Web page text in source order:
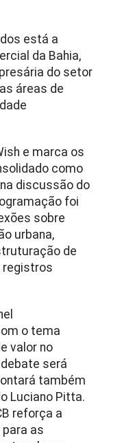
está a
da Bahia,
do setor
áreas de
e marca os
como
discussão do
foi
sobre
urbana,
de
registros
o tema
valor no
será
também
Luciano Pitta.
reforça a
as